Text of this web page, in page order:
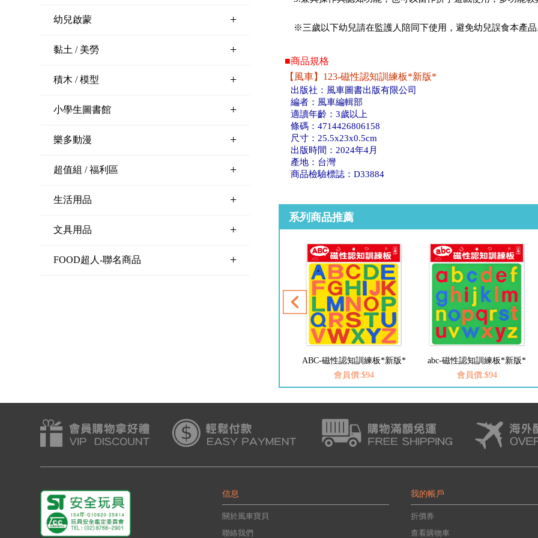
幼兒啟蒙 +
黏土 / 美勞 +
積木 / 模型 +
小學生圖書館 +
樂多動漫 +
超值組 / 福利區 +
生活用品 +
文具用品 +
FOOD超人-聯名商品 +
※三歲以下幼兒請在監護人陪同下使用，避免幼兒誤食本產
■商品規格
【風車】123-磁性認知訓練板*新版*
出版社：風車圖書出版有限公司
編者：風車編輯部
適讀年齡：3歲以上
條碼：4714426806158
尺寸：25.5x23x0.5cm
出版時間：2024年4月
產地：台灣
商品檢驗標誌：D33884
系列商品推薦
ABC-磁性認知訓練板*新版*
會員價:$94
abc-磁性認知訓練板*新版*
會員價:$94
信息
關於風車寶貝
聯絡我們
我的帳戶
折價券
查看購物車